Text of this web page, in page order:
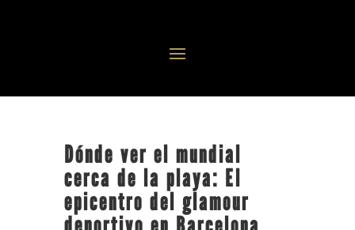
Dónde ver el mundial
cerca de la playa: El
epicentro del glamour